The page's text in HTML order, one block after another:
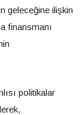
geleceğine ilişkin
finansmanı
politikalar